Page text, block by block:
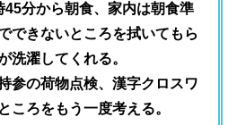
45分から朝食、家内は朝食準
できないところを拭いてもら
洗濯してくれる。
参の荷物点検、漢字クロスワ
ころをもう一度考える。